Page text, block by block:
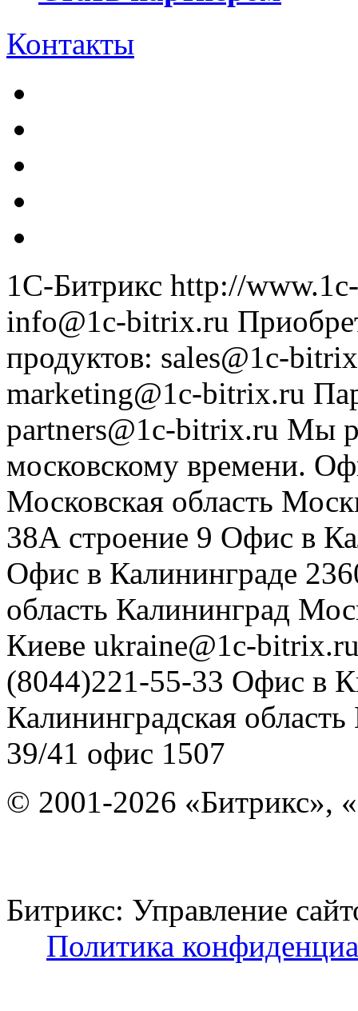
Контакты
1С-Битрикс http://
info@1c-bitrix.ru
продуктов: sales@1c-
marketing@1c-bitrix.ru
partners@1c-bitrix.ru Мы
московскому времени.
Московская область
38А строение 9 Офис в
Офис в Калининграде
область Калининград
Киеве ukraine@1c-
(8044)221-55-33 Офис в
Калининградская область
39/41 офис 1507
© 2001-2026 «Битрикс»,
Битрикс: Управление
Политика